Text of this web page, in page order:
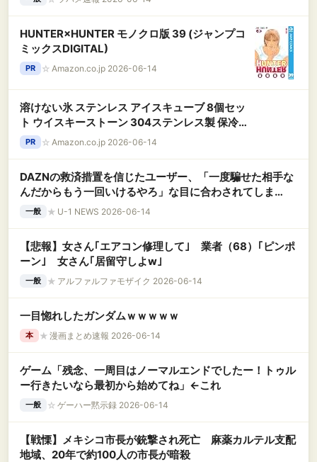
HUNTER×HUNTER モノクロ版 39 (ジャンプコ
ミックスDIGITAL)
PR ☆ Amazon.co.jp 2026-06-14
溶けない氷 ステンレス アイスキューブ 8個セッ
ト ウイスキーストーン 304ステンレス製 保冷キ
ューブ 繰り返し使える トング・収納ケース付き
ウイスキー ハイボール 焼酎 ワイン用 (シルバー,
PR ☆ Amazon.co.jp 2026-06-14
DAZNの救済措置を信じたユーザー、「一度騙せた相手な
んだからもう一回いけるやろ」な目に合わされてしま
い……
一般 ★ U-1 NEWS 2026-06-14
【悲報】女さん｢エアコン修理して｣ 業者（68）｢ピンポ
ーン｣ 女さん｢居留守しよw｣
一般 ★ アルファルファモザイク 2026-06-14
一目惚れしたガンダムｗｗｗｗｗ
本 ★ 漫画まとめ速報 2026-06-14
ゲーム「残念、一周目はノーマルエンドでしたー！トゥル
ー行きたいなら最初から始めてね」←これ
一般 ☆ ゲーハー黙示録 2026-06-14
【戦慄】メキシコ市長が銃撃され死亡 麻薬カルテル支配
地域、20年で約100人の市長が暗殺